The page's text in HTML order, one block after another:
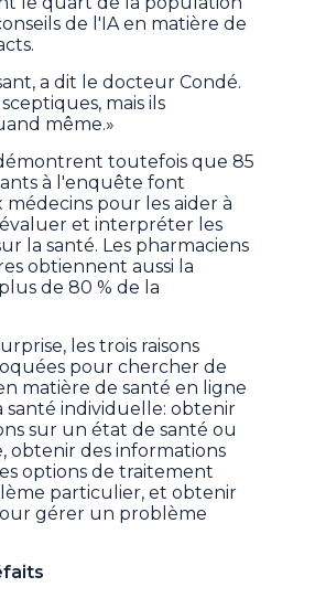
de l'IA en matière de
a dit le docteur Condé.
mais ils
même.»
toutefois que 85
à l'enquête font
pour les aider à
et interpréter les
la santé. Les pharmaciens
obtiennent aussi la
de 80 % de la
les trois raisons
pour chercher de
matière de santé en ligne
santé individuelle: obtenir
sur un état de santé ou
obtenir des informations
options de traitement
particulier, et obtenir
gérer un problème